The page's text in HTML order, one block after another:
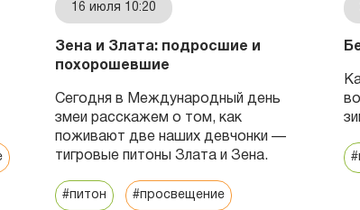
16 июля 10:20
Зена и Злата: подросшие и
похорошевшие
Сегодня в Международный день
змеи расскажем о том, как
поживают две наших девчонки —
тигровые питоны Злата и Зена.
#питон #просвещение